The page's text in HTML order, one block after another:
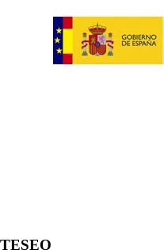
TESEO